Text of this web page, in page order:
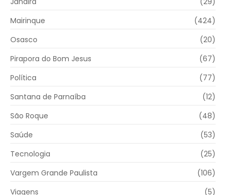
Mairinque
(424)
Osasco
(20)
Pirapora do Bom Jesus
(67)
Política
(77)
Santana de Parnaíba
(12)
São Roque
(48)
Saúde
(53)
Tecnologia
(25)
Vargem Grande Paulista
(106)
Viagens
(5)